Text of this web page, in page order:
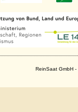
ReinSaat GmbH